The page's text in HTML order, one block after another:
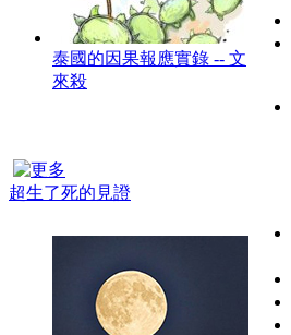
泰國的因果報應實錄 -- 文
來殺
超生了死的見證